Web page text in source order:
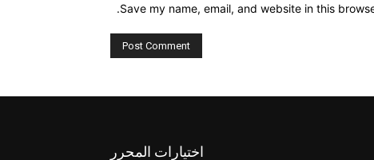
Save my name, email, and website in this
اختيارات المحرر